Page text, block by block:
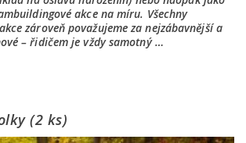
akce na míru. Všechny
zároveň považujeme za nejzábavnější a
– řidičem je vždy samotný …
(2 ks)